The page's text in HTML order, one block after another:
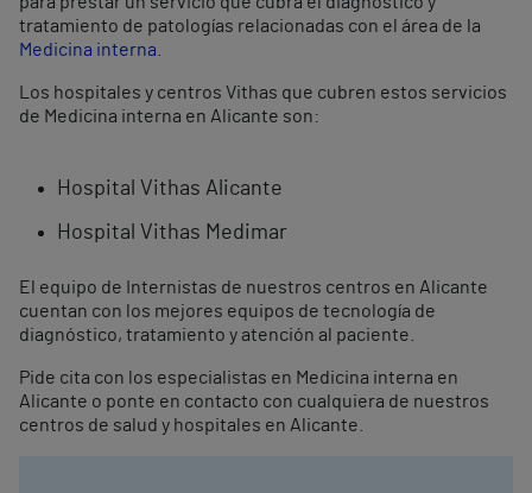
tratamiento de patologías relacionadas con el área de la
Medicina interna
Los hospitales y centros Vithas que cubren estos servicios
de Medicina interna en Alicante son:
Hospital Vithas Alicante
Hospital Vithas Medimar
El equipo de Internistas de nuestros centros en Alicante
cuentan con los mejores equipos de tecnología de
diagnóstico, tratamiento y atención al paciente.
Pide cita con los especialistas en Medicina interna en
Alicante o ponte en contacto con cualquiera de nuestros
centros de salud y hospitales en Alicante.